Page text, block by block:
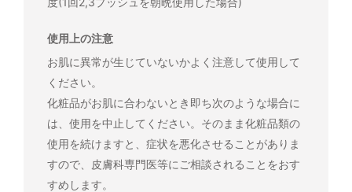
使用上の注意
お肌に異常が生じていないかよく注意して使用して
ください。
化粧品がお肌に合わないとき即ち次のような場合に
は、使用を中止してください。そのまま化粧品類の
使用を続けますと、症状を悪化させることがありま
すので、皮膚科専門医等にご相談されることをおす
すめします。